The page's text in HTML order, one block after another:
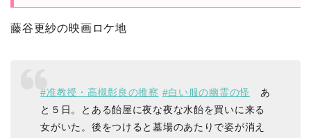
藤谷更紗の映画ロケ地
#准教授・高槻彰良の推察 #白い服の幽霊の怪
あ
と５日。とある飴屋に夜な夜な水飴を買いに来る
女がいた。後をつけると墓場のあたりで姿が消え